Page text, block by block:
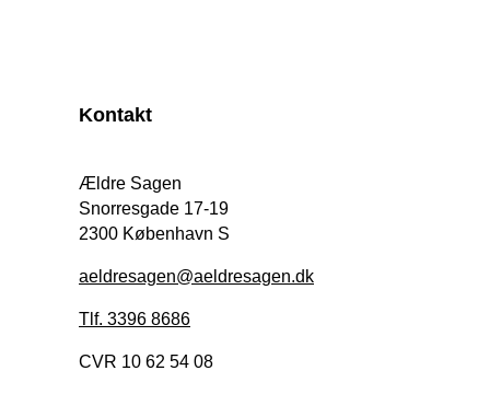
Kontakt
Ældre Sagen
Snorresgade 17-19
2300 København S
aeldresagen@aeldresagen.dk
Tlf. 3396 8686
CVR 10 62 54 08